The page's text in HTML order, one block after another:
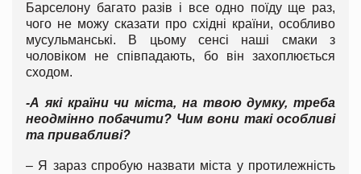
Барселону багато разів і все одно поїду ще раз,
чого не можу сказати про східні країни, особливо
мусульманські. В цьому сенсі наші смаки з
чоловіком не співпадають, бо він захоплюється
сходом.
-А які країни чи міста, на твою думку, треба
неодмінно побачити? Чим вони такі особливі
та привабливі?
– Я зараз спробую назвати міста у протилежність